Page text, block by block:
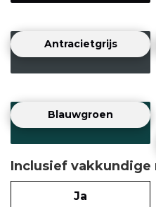
Antracietgrijs
Blauwgroen
Inclusief vakkundige
Ja